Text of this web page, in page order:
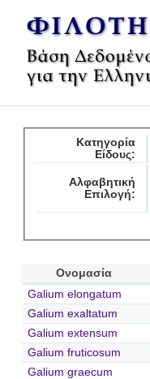
Κατηγορία
Είδους:
Αλφαβητική
Επιλογή:
Ονομασία
Galium elongatum
Galium exaltatum
Galium extensum
Galium fruticosum
Galium graecum